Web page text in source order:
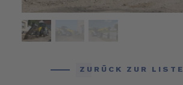
ZURÜCK ZUR LISTE